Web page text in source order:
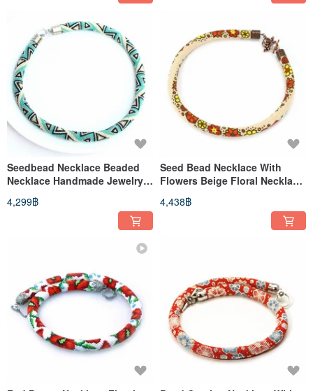
Seedbead Necklace Beaded
Necklace Handmade Jewelry
Anniversary Gift For Women
4,299฿
Seed Bead Necklace With
Flowers Beige Floral Necklace
Bead Crocheted Necklace
4,438฿